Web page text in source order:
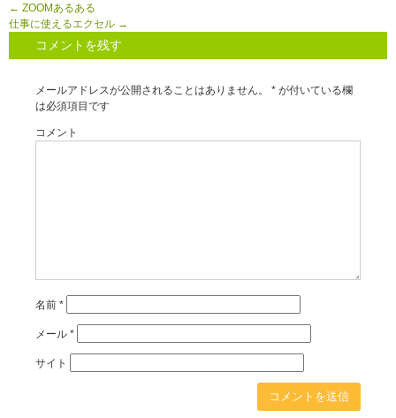
← ZOOMあるある
仕事に使えるエクセル →
コメントを残す
メールアドレスが公開されることはありません。 * が付いている欄
は必須項目です
コメント
名前 *
メール *
サイト